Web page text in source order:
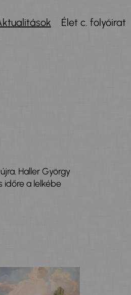
Élet c. folyóirat
Haller György
időre a lelkébe